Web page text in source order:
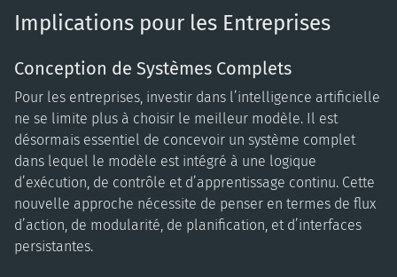
Implications pour les Entreprises
Conception de Systèmes Complets
Pour les entreprises, investir dans l’intelligence artificielle
ne se limite plus à choisir le meilleur modèle. Il est
désormais essentiel de concevoir un système complet
dans lequel le modèle est intégré à une logique
d’exécution, de contrôle et d’apprentissage continu. Cette
nouvelle approche nécessite de penser en termes de flux
d’action, de modularité, de planification, et d’interfaces
persistantes.